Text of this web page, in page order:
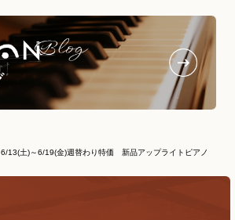
6/13(土)～6/19(金)週替わり特価 新品アップライトピアノ